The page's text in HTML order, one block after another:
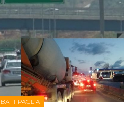
BATTIPAGLIA